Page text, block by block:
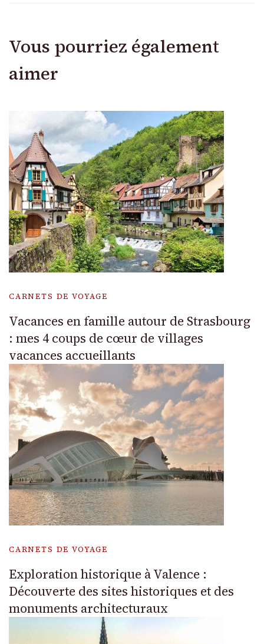
Vous pourriez également
aimer
CARNETS DE VOYAGE
Vacances en famille autour de Strasbourg
: mes 4 coups de cœur de villages
vacances accueillants
CARNETS DE VOYAGE
Exploration historique à Valence :
Découverte des sites historiques et des
monuments architecturaux